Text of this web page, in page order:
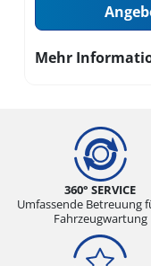
Mehr
360° SERVICE
Umfassende Betreuung
Fahrzeugwartung